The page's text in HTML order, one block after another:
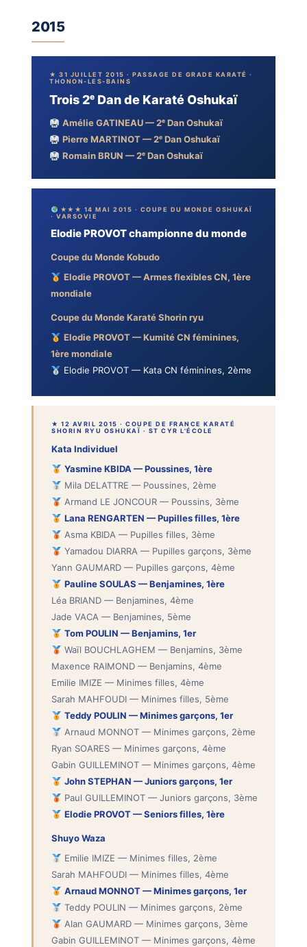
2015
★ 31 JUILLET 2015 · PASSAGE DE GRADE KARATÉ ·
THONON-LES-BAINS
Trois 2ᵉ Dan de Karaté Oshukaï
Amélie GATINEAU — 2ᵉ Dan Oshukaï
Pierre MARTINOT — 2ᵉ Dan Oshukaï
Romain BRUN — 2ᵉ Dan Oshukaï
★★★ 14 MAI 2015 · COUPE DU MONDE OSHUKAÏ
· VARSOVIE
Elodie PROVOT championne du monde
Coupe du Monde Kobudo
Elodie PROVOT — Armes flexibles CN, 1ère
mondiale
Coupe du Monde Karaté Shorin ryu
Elodie PROVOT — Kumité CN féminines,
1ère mondiale
Elodie PROVOT — Kata CN féminines, 2ème
★ 12 AVRIL 2015 · COUPE DE FRANCE KARATÉ
SHORIN RYU OSHUKAÏ · ST CYR L'ÉCOLE
Kata Individuel
Yasmine KBIDA — Poussines, 1ère
Mila DELATTRE — Poussines, 2ème
Armand LE JONCOUR — Poussins, 3ème
Lana RENGARTEN — Pupilles filles, 1ère
Asma KBIDA — Pupilles filles, 3ème
Yamadou DIARRA — Pupilles garçons, 3ème
Yann GAUMARD — Pupilles garçons, 4ème
Pauline SOULAS — Benjamines, 1ère
Léa BRIAND — Benjamines, 4ème
Jade VACA — Benjamines, 5ème
Tom POULIN — Benjamins, 1er
Waïl BOUCHLAGHEM — Benjamins, 3ème
Maxence RAIMOND — Benjamins, 4ème
Emilie IMIZE — Minimes filles, 4ème
Sarah MAHFOUDI — Minimes filles, 5ème
Teddy POULIN — Minimes garçons, 1er
Arnaud MONNOT — Minimes garçons, 2ème
Ryan SOARES — Minimes garçons, 4ème
Gabin GUILLEMINOT — Minimes garçons, 4ème
John STEPHAN — Juniors garçons, 1er
Paul GUILLEMINOT — Juniors garçons, 3ème
Elodie PROVOT — Seniors filles, 1ère
Shuyo Waza
Emilie IMIZE — Minimes filles, 2ème
Sarah MAHFOUDI — Minimes filles, 4ème
Arnaud MONNOT — Minimes garçons, 1er
Teddy POULIN — Minimes garçons, 2ème
Alan GAUMARD — Minimes garçons, 3ème
Gabin GUILLEMINOT — Minimes garçons, 4ème